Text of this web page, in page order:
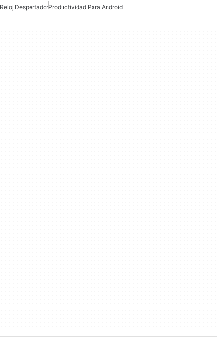
Reloj DespertadorProductividad Para Android